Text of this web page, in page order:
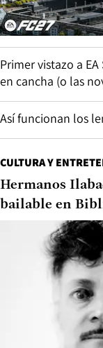
Primer vistazo a
en cancha (o las
Así funcionan los
CULTURA Y
Hermanos
bailable en